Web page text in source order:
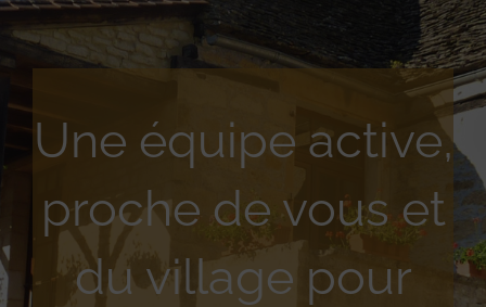
Une équipe active,
proche de vous et
du village pour